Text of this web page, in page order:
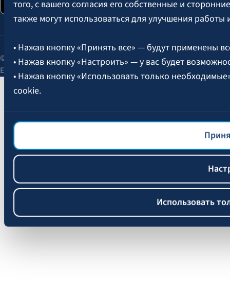
того, с вашего согласия его собственные и
также могут использоваться для улучшения работы
• Нажав кнопку «Принять все» — будут применены
• Нажав кнопку «Настроить» — у вас будет
• Нажав кнопку «Использовать только
cookie.
Более подробная информация об управлении
Использовать
© 2026 AAS BALTA | улица Сканстес 25, Рига, LV-1013, Латвия.
Единый рег. № 40003049409.